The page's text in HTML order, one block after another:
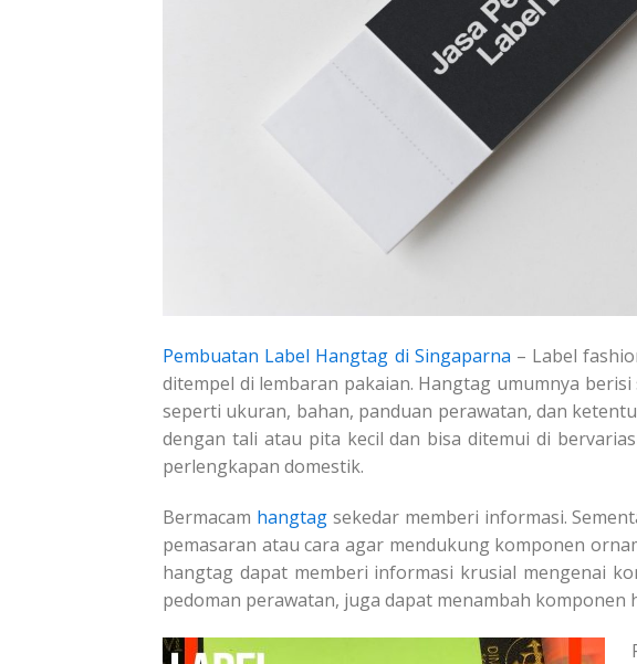
Pembuatan Label Hangtag di Singaparna – Label
ditempel di lembaran pakaian. Hangtag umumnya
seperti ukuran, bahan, panduan perawatan, dan
dengan tali atau pita kecil dan bisa ditemui di
perlengkapan domestik.
Bermacam hangtagsekedar memberi informasi.
pemasaran atau cara agar mendukung komponen
hangtag dapat memberi informasi krusial mengenai
pedoman perawatan, juga dapat menambah komponen